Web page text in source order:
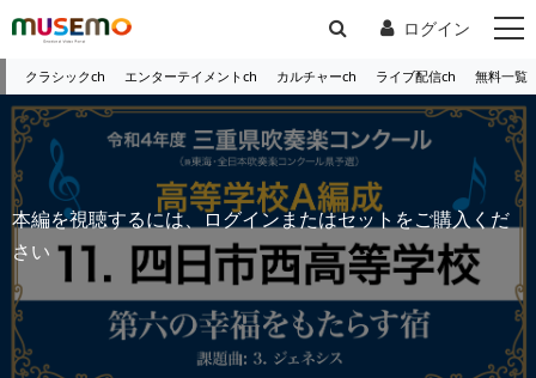
ログイン
クラシックch エンターテイメントch カルチャーch ライブ配信ch 無料一覧
本編を視聴するには、ログインまたはセットをご購入くだ
さい